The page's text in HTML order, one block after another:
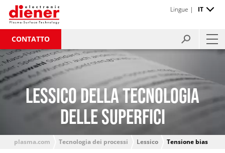
CONTATTO
Lingue | IT
LESSICO DELLA TECNOLOGIA
DELLE SUPERFICI
plasma.com Tecnologia dei processi Lessico Tensione bias